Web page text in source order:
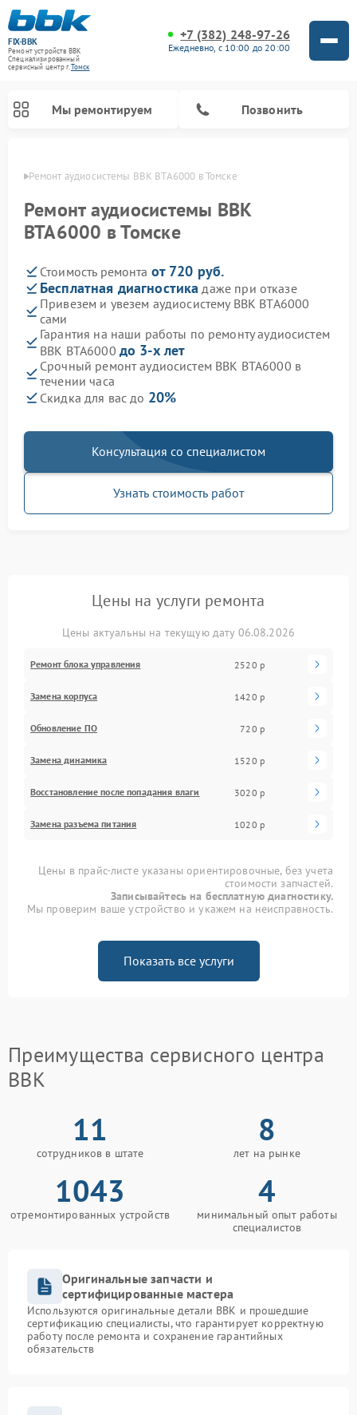
FIX-BBK
Ремонт устройств BBK
Специализированный
cервисный центр г.Томск
+7 (382) 248-97-26
Ежедневно, с 10:00 до 20:00
Мы ремонтируем Позвонить
Ремонт аудиосистемы BBK BTA6000 в Томске
Ремонт аудиосистемы BBK
BTA6000 в Томске
Стоимость ремонта от 720 руб.
Бесплатная диагностика даже при отказе
Привезем и увезем аудиосистему BBK BTA6000
сами
Гарантия на наши работы по ремонту аудиосистем
BBK BTA6000 до 3-х лет
Срочный ремонт аудиосистем BBK BTA6000 в
течении часа
Скидка для вас до 20%
Консультация со специалистом
Узнать стоимость работ
Цены на услуги ремонта
Цены актуальны на текущую дату 06.08.2026
Ремонт блока управления 2520 р
Замена корпуса 1420 р
Обновление ПО 720 р
Замена динамика 1520 р
Восстановление после попадания влаги 3020 р
Замена разъема питания 1020 р
Цены в прайс-листе указаны ориентировочные, без учета
стоимости запчастей.
Записывайтесь на бесплатную диагностику.
Мы проверим ваше устройство и укажем на неисправность.
Показать все услуги
Преимущества сервисного центра
BBK
11
сотрудников в штате
8
лет на рынке
1043
отремонтированных устройств
4
минимальный опыт работы
специалистов
Оригинальные запчасти и
сертифицированные мастера
Используются оригинальные детали BBK и прошедшие
сертификацию специалисты, что гарантирует корректную
работу после ремонта и сохранение гарантийных
обязательств